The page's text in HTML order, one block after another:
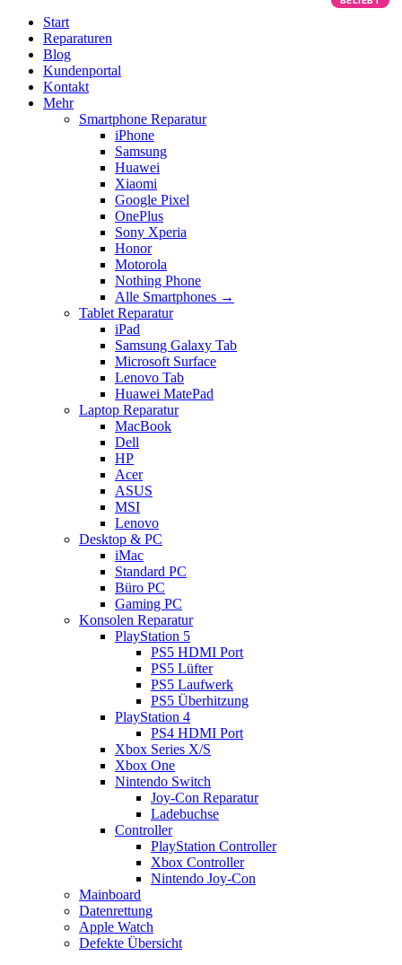
Start
Reparaturen
Blog
Kundenportal
Kontakt
Mehr
Smartphone Reparatur
iPhone
Samsung
Huawei
Xiaomi
Google Pixel
OnePlus
Sony Xperia
Honor
Motorola
Nothing Phone
Alle Smartphones →
Tablet Reparatur
iPad
Samsung Galaxy Tab
Microsoft Surface
Lenovo Tab
Huawei MatePad
Laptop Reparatur
MacBook
Dell
HP
Acer
ASUS
MSI
Lenovo
Desktop & PC
iMac
Standard PC
Büro PC
Gaming PC
Konsolen Reparatur
PlayStation 5
PS5 HDMI Port
PS5 Lüfter
PS5 Laufwerk
PS5 Überhitzung
PlayStation 4
PS4 HDMI Port
Xbox Series X/S
Xbox One
Nintendo Switch
Joy-Con Reparatur
Ladebuchse
Controller
PlayStation Controller
Xbox Controller
Nintendo Joy-Con
Mainboard
Datenrettung
Apple Watch
Defekte Übersicht